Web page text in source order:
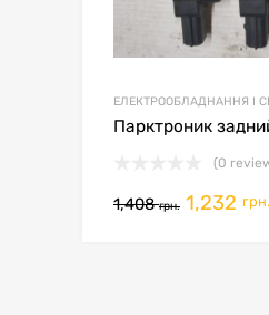
ЕЛЕКТРООБЛАДНАННЯ І
Парктроник
(0
1,408грн. 1,232 грн.